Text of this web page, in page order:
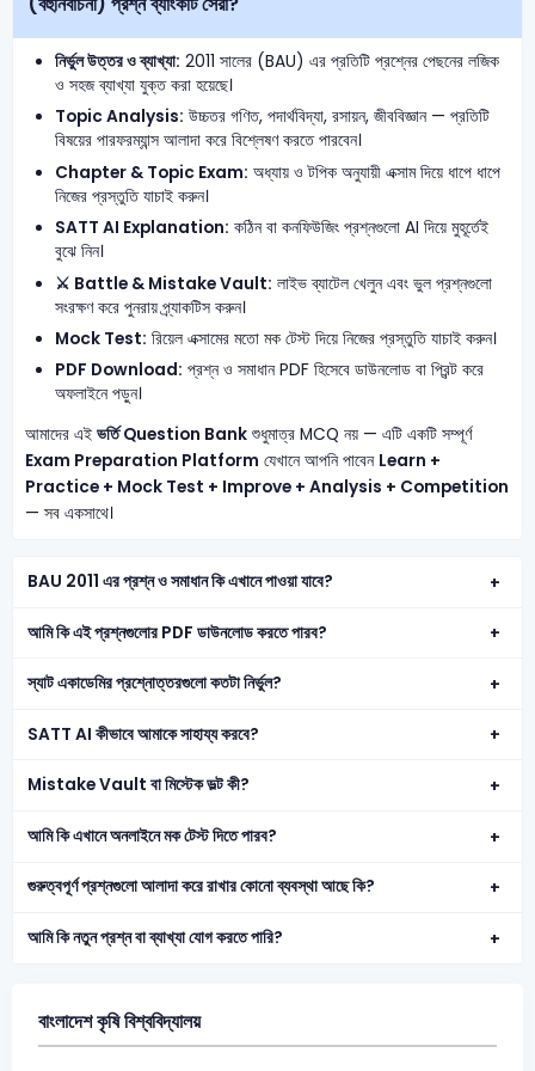
নির্ভুল উত্তর ও ব্যাখ্যা: 2011 সালের (BAU) এর প্রতিটি প্রশ্নের পেছনের লজিক
ও সহজ ব্যাখ্যা যুক্ত করা হয়েছে।
Topic Analysis: উচ্চতর গণিত, পদার্থবিদ্যা, রসায়ন, জীববিজ্ঞান — প্রতিটি
বিষয়ের পারফরম্যান্স আলাদা করে বিশ্লেষণ করতে পারবেন।
Chapter & Topic Exam: অধ্যায় ও টপিক অনুযায়ী এক্সাম দিয়ে ধাপে ধাপে
নিজের প্রস্তুতি যাচাই করুন।
SATT AI Explanation: কঠিন বা কনফিউজিং প্রশ্নগুলো AI দিয়ে মুহূর্তেই
বুঝে নিন।
⚔️ Battle & Mistake Vault: লাইভ ব্যাটেল খেলুন এবং ভুল প্রশ্নগুলো
সংরক্ষণ করে পুনরায় প্র্যাকটিস করুন।
Mock Test: রিয়েল এক্সামের মতো মক টেস্ট দিয়ে নিজের প্রস্তুতি যাচাই করুন।
PDF Download: প্রশ্ন ও সমাধান PDF হিসেবে ডাউনলোড বা প্রিন্ট করে
অফলাইনে পড়ুন।
আমাদের এই ভর্তি Question Bankশুধুমাত্র MCQ নয় — এটি একটি সম্পূর্ণ
Exam Preparation Platform যেখানে আপনি পাবেন Learn +
Practice + Mock Test + Improve + Analysis + Competition
— সব একসাথে।
BAU 2011 এর প্রশ্ন ও সমাধান কি এখানে পাওয়া যাবে?
আমি কি এই প্রশ্নগুলোর PDF ডাউনলোড করতে পারব?
স্যাট একাডেমির প্রশ্নোত্তরগুলো কতটা নির্ভুল?
SATT AI কীভাবে আমাকে সাহায্য করবে?
Mistake Vault বা মিস্টেক ভল্ট কী?
আমি কি এখানে অনলাইনে মক টেস্ট দিতে পারব?
গুরুত্বপূর্ণ প্রশ্নগুলো আলাদা করে রাখার কোনো ব্যবস্থা আছে কি?
আমি কি নতুন প্রশ্ন বা ব্যাখ্যা যোগ করতে পারি?
বাংলাদেশ কৃষি বিশ্ববিদ্যালয়